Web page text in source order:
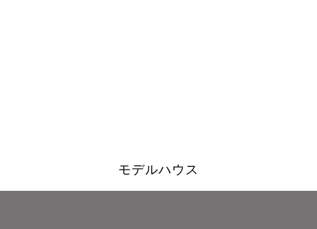
モデルハウス